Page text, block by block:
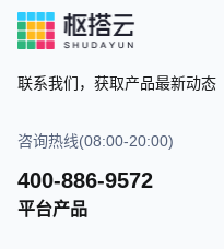
联系我们，获取产品最新动态
咨询热线(08:00-20:00)
400-886-9572
平台产品